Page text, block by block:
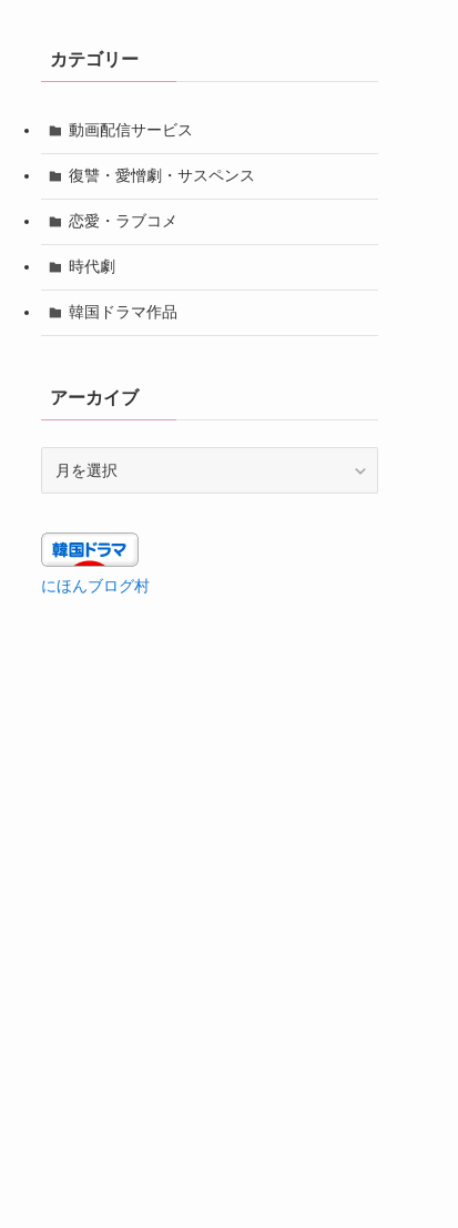
カテゴリー
動画配信サービス
復讐・愛憎劇・サスペンス
恋愛・ラブコメ
時代劇
韓国ドラマ作品
アーカイブ
イ
ブ
にほんブログ村